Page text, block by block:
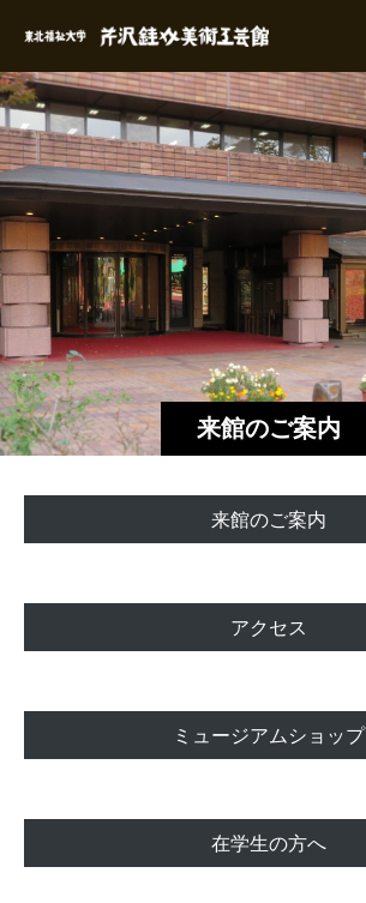
来館のご案内
来館のご案内
アクセス
ミュージアムショップ
在学生の方へ